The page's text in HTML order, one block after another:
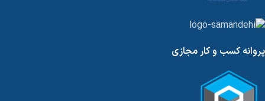
پروانه کسب و کار مجازی